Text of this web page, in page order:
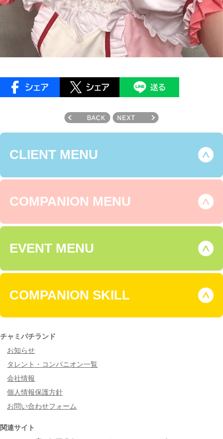
CLIENT MENU
COMPANION MENU
EVENT MENU
COMPANION SKILL
チャミパチランド
お知らせ
タレント・コンパニオン一覧
会社情報
個人情報保護方針
お問い合わせフォーム
関連サイト